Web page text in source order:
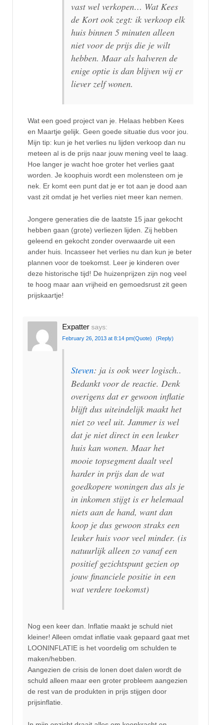
vast wel verkopen… Wat Kees
de Kort ook zegt: ik verkoop elk
huis binnen 5 minuten alleen
niet voor de prijs die je wilt
hebben. Maar als halveren de
enige optie is dan blijven wij er
liever zelf wonen.
Wat een goed project van je. Helaas hebben Kees
en Maartje gelijk. Geen goede situatie dus voor jou.
Mijn tip: kun je het verlies nu lijden verkoop dan nu
meteen al is de prijs naar jouw mening veel te laag.
Hoe langer je wacht hoe groter het verlies gaat
worden. Je koophuis wordt een molensteen om je
nek. Er komt een punt dat je er tot aan je dood aan
vast zit omdat je het verlies niet meer kan nemen.
Jongere generaties die de laatste 15 jaar gekocht
hebben gaan (grote) verliezen lijden. Zij hebben
geleend en gekocht zonder overwaarde uit een
ander huis. Incasseer het verlies nu dan kun je beter
plannen voor de toekomst. Leer je kinderen over
deze historische tijd! De huizenprijzen zijn nog veel
te hoog maar aan vrijheid en gemoedsrust zit geen
prijskaartje!
Expatter says:
February 26, 2013 at 8:14 pm(Quote) (Reply)
Steven: ja is ook weer logisch..
Bedankt voor de reactie. Denk
overigens dat er gewoon inflatie
blijft dus uiteindelijk maakt het
niet zo veel uit. Jammer is wel
dat je niet direct in een leuker
huis kan wonen. Maar het
mooie topsegment daalt veel
harder in prijs dan de wat
goedkopere woningen dus als je
in inkomen stijgt is er helemaal
niets aan de hand, want dan
koop je dus gewoon straks een
leuker huis voor veel minder. (is
natuurlijk alleen zo vanaf een
positief gezichtspunt gezien op
jouw financiele positie in een
wat verdere toekomst)
Nog een keer dan. Inflatie maakt je schuld niet
kleiner! Alleen omdat inflatie vaak gepaard gaat met
LOONINFLATIE is het voordelig om schulden te
maken/hebben.
Aangezien de crisis de lonen doet dalen wordt de
schuld alleen maar een groter probleem aangezien
de rest van de produkten in prijs stijgen door
prijsinflatie.